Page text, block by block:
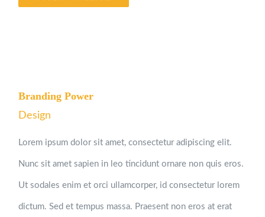
Branding Power
Design
Lorem ipsum dolor sit amet, consectetur adipiscing elit.
Nunc sit amet sapien in leo tincidunt ornare non quis eros.
Ut sodales enim et orci ullamcorper, id consectetur lorem
dictum. Sed et tempus massa. Praesent non eros at erat